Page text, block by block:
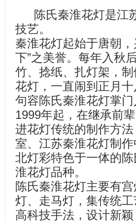
陈氏秦淮花灯是江
技艺。
秦淮花灯起始于唐朝
下”之美誉。每年入秋
竹、捻纸、扎灯架，
花灯，一直闹到正月十
句容陈氏秦淮花灯掌
1999年起，在继承前
进花灯传统的制作方
室、江苏秦淮花灯制
北灯彩特色于一体的
淮花灯品种。
陈氏秦淮花灯主要有
灯、走马灯，集传统
高科技手法，设计新